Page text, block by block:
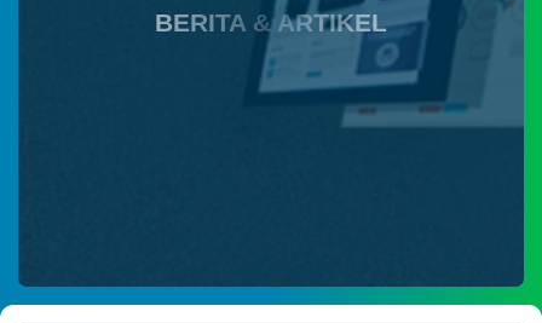
BERITA & ARTIKEL